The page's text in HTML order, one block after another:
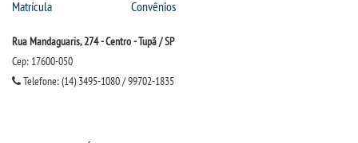
Matrícula
Convênios
Rua Mandaguaris, 274 - Centro - Tupã / SP
Cep: 17600-050
Telefone: (14) 3495-1080 / 99702-1835